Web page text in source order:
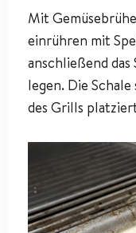
Mit
einrühren mit
anschließend
legen. Die
des Grills